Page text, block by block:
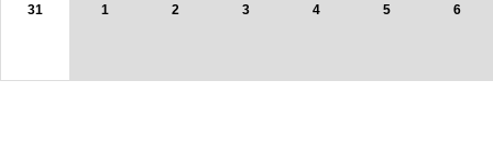
31 1 2 3 4 5 6